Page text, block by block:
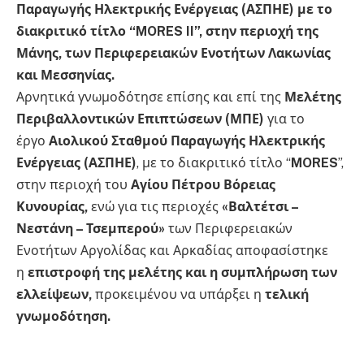
Παραγωγής Ηλεκτρικής Ενέργειας (ΑΣΠΗΕ) με το
διακριτικό τίτλο “MORES II”, στην περιοχή της
Μάνης, των Περιφερειακών Ενοτήτων Λακωνίας
και Μεσσηνίας.
Αρνητικά γνωμοδότησε επίσης και επί της Μελέτης
Περιβαλλοντικών Επιπτώσεων (ΜΠΕ) για το
έργο Αιολικού Σταθμού Παραγωγής Ηλεκτρικής
Ενέργειας (ΑΣΠΗΕ), με το διακριτικό τίτλο “MORES”,
στην περιοχή του Αγίου Πέτρου Βόρειας
Κυνουρίας, ενώ για τις περιοχές «Βαλτέτσι –
Νεστάνη – Τσεμπερού» των Περιφερειακών
Ενοτήτων Αργολίδας και Αρκαδίας αποφασίστηκε
η επιστροφή της μελέτης και η συμπλήρωση των
ελλείψεων, προκειμένου να υπάρξει η τελική
γνωμοδότηση.